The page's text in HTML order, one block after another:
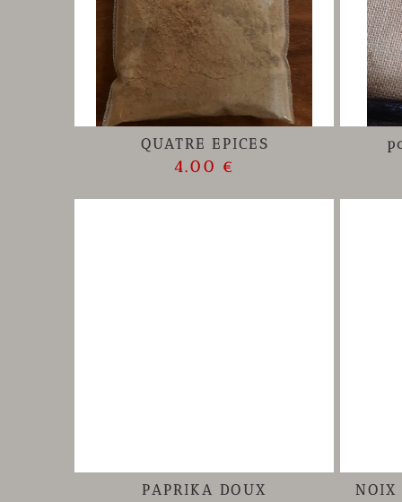
QUATRE EPICES
4.00 €
PAPRIKA DOUX NOIX